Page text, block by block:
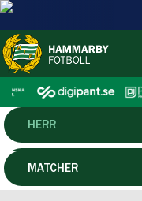
HERR
DAM
MATCHER